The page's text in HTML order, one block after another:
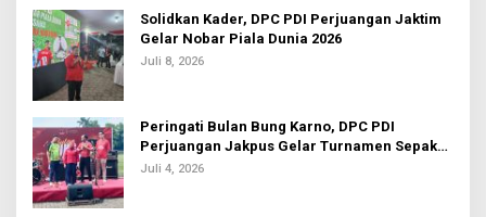
Solidkan Kader, DPC PDI Perjuangan Jaktim
Gelar Nobar Piala Dunia 2026
Juli 8, 2026
Peringati Bulan Bung Karno, DPC PDI
Perjuangan Jakpus Gelar Turnamen Sepak
Bola U-20
Juli 4, 2026